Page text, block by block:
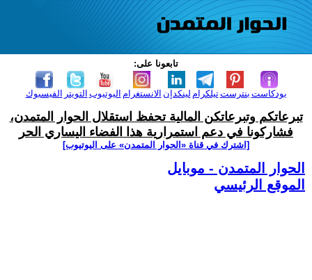
تابعونا على:
الفيسبوك التويتر اليوتيوب الانستغرام لينكدإن تيلكرامبنترست بودكاست
تبرعاتكم وتبرعاتكن المالية تحفظ استقلال الحوار المتمدن،
فشاركونا في دعم استمرارية هذا الفضاء اليساري الحر
[اشترك في قناة ‫«الحوار المتمدن» على اليوتيوب]
الحوار المتمدن - موبايل
الموقع الرئيسي